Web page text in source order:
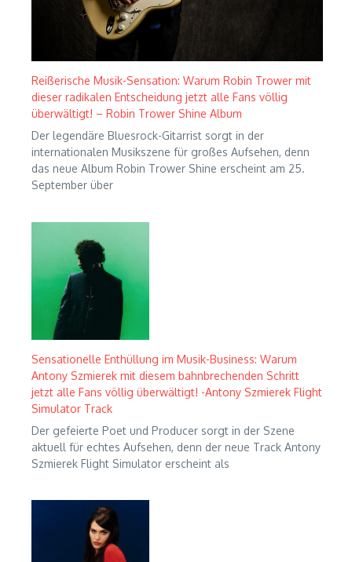
Reißerische Musik-Sensation: Warum Robin Trower mit
dieser radikalen Entscheidung jetzt alle Fans völlig
überwältigt! – Robin Trower Shine Album
Der legendäre Bluesrock-Gitarrist sorgt in der
internationalen Musikszene für großes Aufsehen, denn
das neue Album Robin Trower Shine erscheint am 25.
September über
Sensationelle Enthüllung im Musik-Business: Warum
Antony Szmierek mit diesem bahnbrechenden Schritt
jetzt alle Fans völlig überwältigt! -Antony Szmierek Flight
Simulator Track
Der gefeierte Poet und Producer sorgt in der Szene
aktuell für echtes Aufsehen, denn der neue Track Antony
Szmierek Flight Simulator erscheint als